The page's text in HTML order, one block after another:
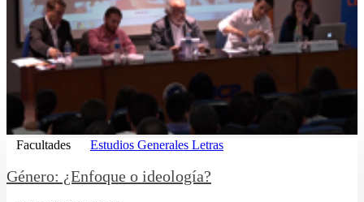
Facultades Estudios Generales Letras
Género: ¿Enfoque o ideología?